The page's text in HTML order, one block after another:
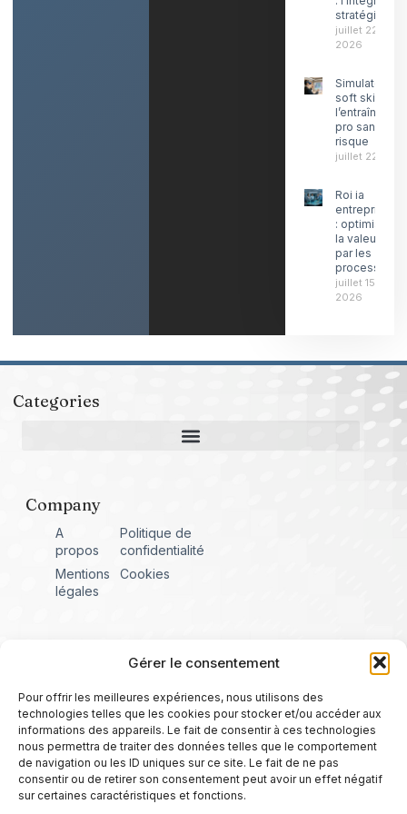
Gérer le consentement
Pour offrir les meilleures expériences, nous utilisons des
technologies telles que les cookies pour stocker et/ou accéder aux
informations des appareils. Le fait de consentir à ces technologies
nous permettra de traiter des données telles que le comportement
de navigation ou les ID uniques sur ce site. Le fait de ne pas
consentir ou de retirer son consentement peut avoir un effet négatif
sur certaines caractéristiques et fonctions.
stratégique
juillet 22,
2026
Simulateur
soft skills ia :
pro sans
risque
juillet 22,
Roi ia
entreprise
: optimiser
la valeur
par les
processus
juillet 15,
2026
Categories
Company
A
propos
Mentions
légales
Politique de
confidentialité
Cookies